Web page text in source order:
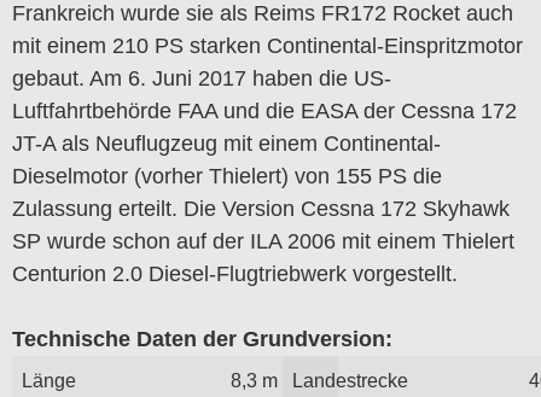
Frankreich wurde sie als Reims FR172 Rocket auch
mit einem 210 PS starken Continental-Einspritzmotor
gebaut. Am 6. Juni 2017 haben die US-
Luftfahrtbehörde FAA und die EASA der Cessna 172
JT-A als Neuflugzeug mit einem Continental-
Dieselmotor (vorher Thielert) von 155 PS die
Zulassung erteilt. Die Version Cessna 172 Skyhawk
SP wurde schon auf der ILA 2006 mit einem Thielert
Centurion 2.0 Diesel-Flugtriebwerk vorgestellt.
Technische Daten der Grundversion:
Länge 8,3 m Landestrecke